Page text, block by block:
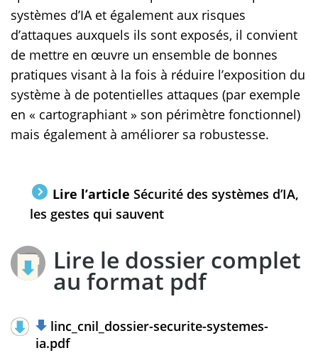
systèmes d’IA et également aux risques
d’attaques auxquels ils sont exposés, il convient
de mettre en œuvre un ensemble de bonnes
pratiques visant à la fois à réduire l’exposition du
système à de potentielles attaques (par exemple
en « cartographiant » son périmètre fonctionnel)
mais également à améliorer sa robustesse.
Lire l’article Sécurité des systèmes d’IA,
les gestes qui sauvent
Lire le dossier complet
au format pdf
linc_cnil_dossier-securite-systemes-
ia.pdf